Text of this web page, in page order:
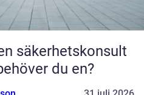
säkerhetskonsult
du en?